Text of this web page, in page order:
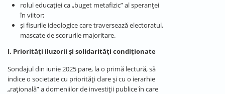
rolul educației ca „buget metafizic” al speranței
în viitor;
și fisurile ideologice care traversează electoratul,
mascate de scorurile majoritare.
I. Priorități iluzorii și solidarități condiționate
Sondajul din iunie 2025 pare, la o primă lectură, să
indice o societate cu priorități clare și cu o ierarhie
„rațională” a domeniilor de investiții publice în care